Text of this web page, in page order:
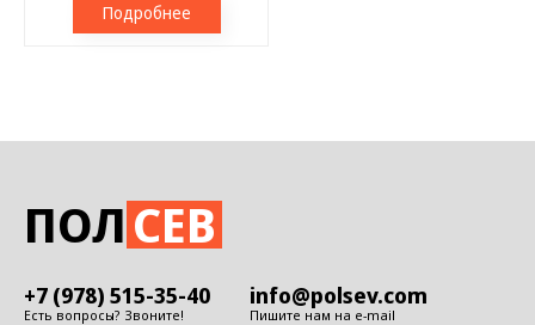
Подробнее
ПОЛСЕВ
+7 (978) 515-35-40
Есть вопросы? Звоните!
info@polsev.com
Пишите нам на e-mail